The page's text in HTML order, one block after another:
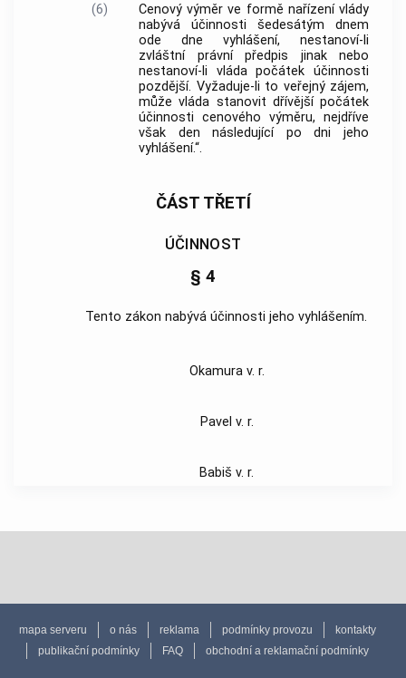
(6)
Cenový výměr ve formě nařízení vlády
nabývá účinnosti šedesátým dnem
ode dne vyhlášení, nestanoví-li
zvláštní právní předpis jinak nebo
nestanoví-li vláda počátek účinnosti
pozdější. Vyžaduje-li to veřejný zájem,
může vláda stanovit dřívější počátek
účinnosti cenového výměru, nejdříve
však den následující po dni jeho
vyhlášení.“.
ČÁST TŘETÍ
ÚČINNOST
§ 4
Tento zákon nabývá účinnosti jeho vyhlášením.
Okamura v. r.
Pavel v. r.
Babiš v. r.
mapa serveru o nás reklama podmínky provozu
kontakty
publikační podmínky
FAQ obchodní a reklamační podmínky